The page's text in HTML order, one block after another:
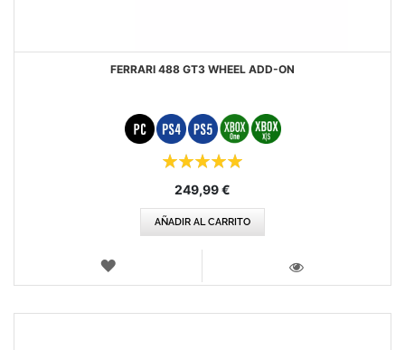
FERRARI 488 GT3 WHEEL ADD-ON
249,99 €
AÑADIR AL CARRITO
LISTA